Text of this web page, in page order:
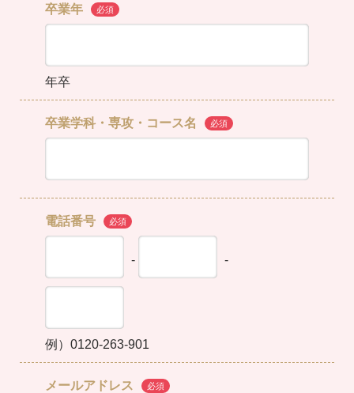
卒業年
年卒
卒業学科・専攻・コース名
電話番号
- -
例）0120-263-901
メールアドレス